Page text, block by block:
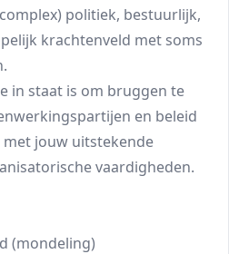
politiek, bestuurlijk,
krachtenveld met soms
in staat is om bruggen te
en beleid
jouw uitstekende
vaardigheden.
(mondeling)